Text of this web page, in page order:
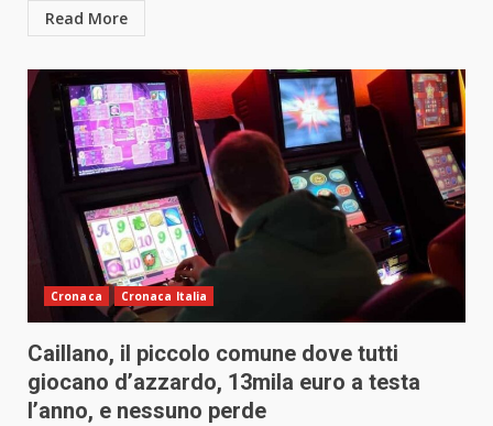
Read More
Cronaca Cronaca Italia
Caillano, il piccolo comune dove tutti
giocano d’azzardo, 13mila euro a testa
l’anno, e nessuno perde